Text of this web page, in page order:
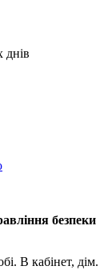
днів
безпеки
В кабінет, дім.